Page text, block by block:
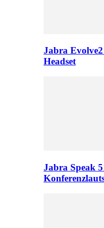
Jabra
Headset
Jabra Speak